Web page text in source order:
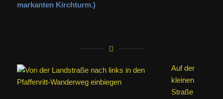
markanten Kirchturm.)
Auf der
kleinen
Straße